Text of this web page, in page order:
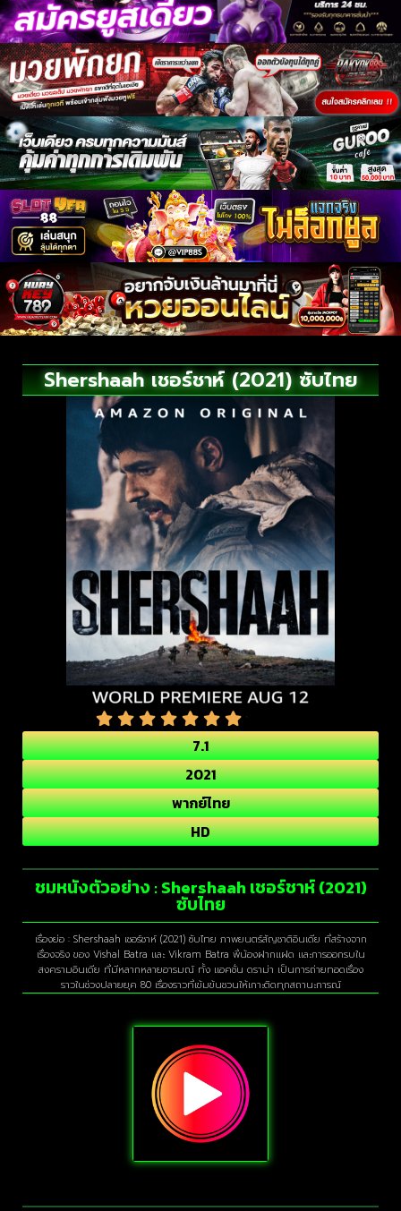
Shershaah เชอร์ชาห์ (2021) ซับไทย
7.1
2021
พากย์ไทย
HD
ชมหนังตัวอย่าง : Shershaah เชอร์ชาห์ (2021)
ซับไทย
เรื่องย่อ : Shershaah เชอร์ชาห์ (2021) ซับไทย ภาพยนตร์สัญชาติอินเดีย ที่สร้างจาก
เรื่องจริง ของ Vishal Batra และ Vikram Batra พี่น้องฝากแฝด และการออกรบใน
สงครามอินเดีย ที่มีหลากหลายอารมณ์ ทั้ง แอคชั่น ดราม่า เป็นการถ่ายทอดเรื่อง
ราวในช่วงปลายยุค 80 เรื่องราวที่เข้มข้นชวนให้เกาะติดทุกสถานะการณ์